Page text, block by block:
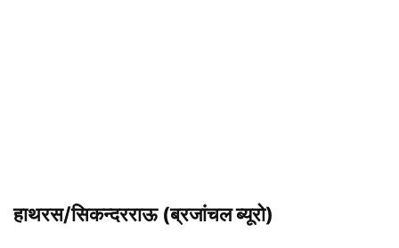
हाथरस/सिकन्दरराऊ (ब्रजांचल ब्यूरो)